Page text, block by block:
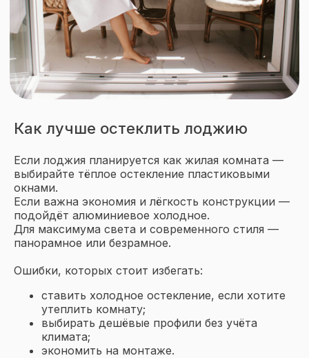
Как лучше остеклить лоджию
Если лоджия планируется как жилая комната —
выбирайте тёплое остекление пластиковыми
окнами.
Если важна экономия и лёгкость конструкции —
подойдёт алюминиевое холодное.
Для максимума света и современного стиля —
панорамное или безрамное.
Ошибки, которых стоит избегать:
ставить холодное остекление, если хотите
утеплить комнату;
выбирать дешёвые профили без учёта
климата;
экономить на монтаже.
Подписывайтесь
Подписаться